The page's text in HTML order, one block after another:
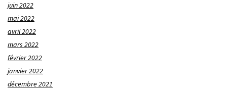
juin 2022
mai 2022
avril 2022
mars 2022
février 2022
janvier 2022
décembre 2021